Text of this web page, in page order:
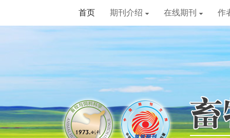
首页 期刊介绍 在线期刊 作